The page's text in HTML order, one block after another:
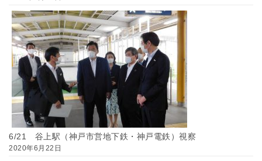
6/21 谷上駅（神戸市営地下鉄・神戸電鉄）視察
2020年6月22日